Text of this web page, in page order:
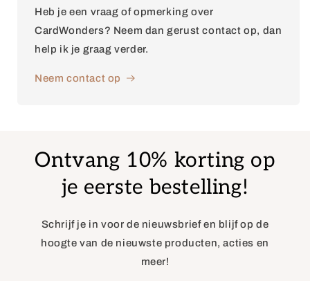
Heb je een vraag of opmerking over
CardWonders? Neem dan gerust contact op, dan
help ik je graag verder.
Neem contact op
Ontvang 10% korting op
je eerste bestelling!
Schrijf je in voor de nieuwsbrief en blijf op de
hoogte van de nieuwste producten, acties en
meer!